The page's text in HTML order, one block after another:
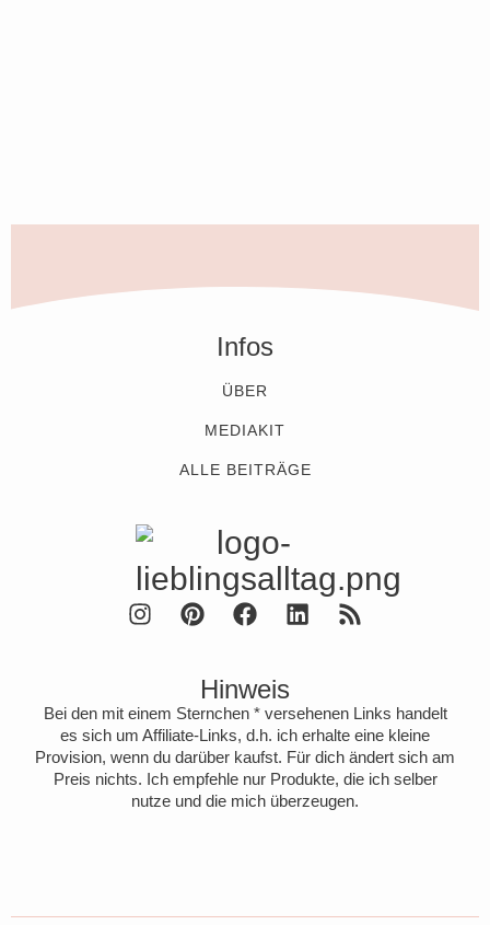
Infos
ÜBER
MEDIAKIT
ALLE BEITRÄGE
Hinweis
Bei den mit einem Sternchen * versehenen Links handelt
es sich um Affiliate-Links, d.h. ich erhalte eine kleine
Provision, wenn du darüber kaufst. Für dich ändert sich am
Preis nichts. Ich empfehle nur Produkte, die ich selber
nutze und die mich überzeugen.